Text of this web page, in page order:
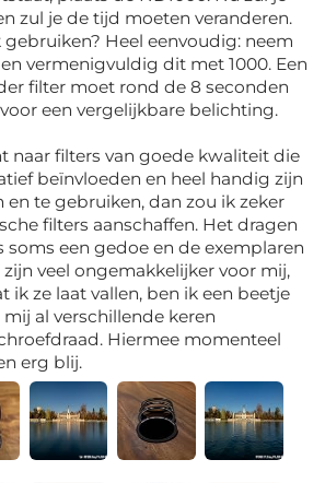
zul je de tijd moeten veranderen.
Heel eenvoudig: neem
vermenigvuldig dit met 1000. Een
filter moet rond de 8 seconden
een vergelijkbare belichting.
naar filters van goede kwaliteit die
beïnvloeden en heel handig zijn
en te gebruiken, dan zou ik zeker
filters aanschaffen. Het dragen
soms een gedoe en de exemplaren
veel ongemakkelijker voor mij,
ik ze laat vallen, ben ik een beetje
al verschillende keren
Hiermee momenteel
erg blij.